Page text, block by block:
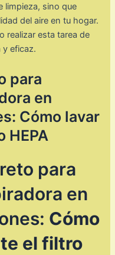
limpieza, sino que
del aire en tu hogar.
realizar esta tarea de
y eficaz.
para
en
Cómo lavar
HEPA
para
en
Cómo
el filtro